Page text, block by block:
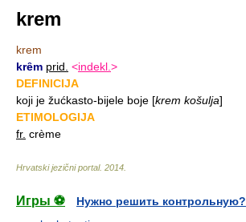
krem
krem
krȇm prid. <indekl. >
DEFINICIJA
koji je žućkasto-bijele boje [krem košulja]
ETIMOLOGIJA
fr. crème
Hrvatski jezični portal. 2014
Игры ⚽
Нужно решить контрольную?